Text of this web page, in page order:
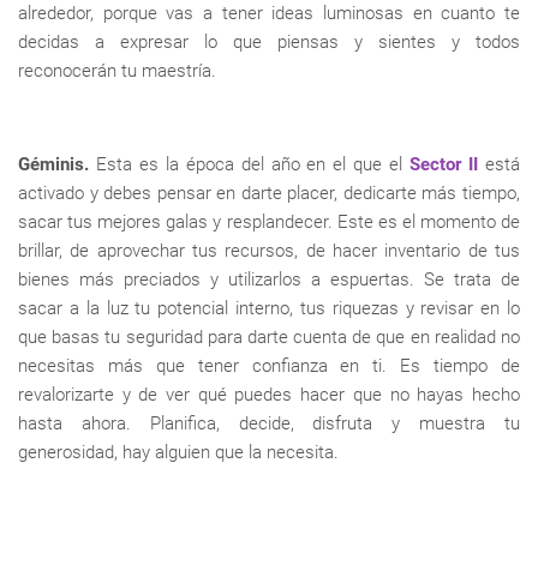
alrededor, porque vas a tener ideas luminosas en cuanto te
decidas a expresar lo que piensas y sientes y todos
reconocerán tu maestría.
Géminis. Esta es la época del año en el que elSector II está
activado y debes pensar en darte placer, dedicarte más tiempo,
sacar tus mejores galas y resplandecer. Este es el momento de
brillar, de aprovechar tus recursos, de hacer inventario de tus
bienes más preciados y utilizarlos a espuertas. Se trata de
sacar a la luz tu potencial interno, tus riquezas y revisar en lo
que basas tu seguridad para darte cuenta de que en realidad no
necesitas más que tener confianza en ti. Es tiempo de
revalorizarte y de ver qué puedes hacer que no hayas hecho
hasta ahora. Planifica, decide, disfruta y muestra tu
generosidad, hay alguien que la necesita.